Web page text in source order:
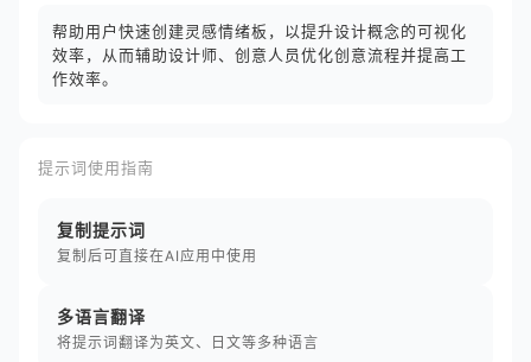
帮助用户快速创建灵感情绪板，以提升设计概念的可视化
效率，从而辅助设计师、创意人员优化创意流程并提高工
作效率。
提示词使用指南
复制提示词
复制后可直接在AI应用中使用
多语言翻译
将提示词翻译为英文、日文等多种语言